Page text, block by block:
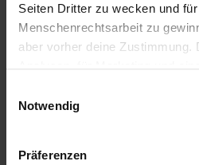
Seiten Dritter zu wecken und
Menschenrechtsarbeit zu
aber vorher deine Zustimmung.
wieder ändern. Diesen Banner
Notwendig
Präferenzen
Nachname
E-
Nutzungsbedingungen